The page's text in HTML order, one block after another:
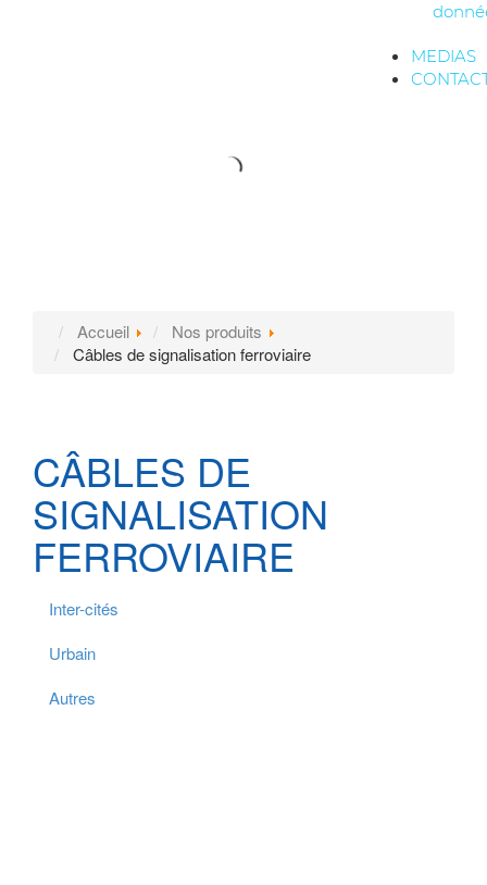
MEDIAS
Accueil
Nos produits
Câbles de signalisation ferroviaire
CÂBLES DE
SIGNALISATION
FERROVIAIRE
Inter-cités
Urbain
Autres